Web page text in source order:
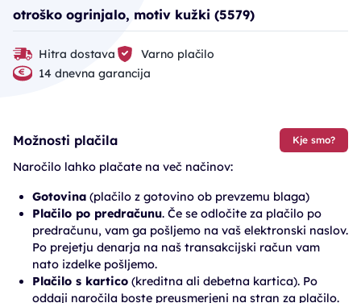
otroško ogrinjalo, motiv kužki (5579)
Hitra dostava
Varno plačilo
14 dnevna garancija
Možnosti plačila Kje smo?
Naročilo lahko plačate na več načinov:
Gotovina (plačilo z gotovino ob prevzemu blaga)
Plačilo po predračunu. Če se odločite za plačilo po
predračunu, vam ga pošljemo na vaš elektronski naslov.
Po prejetju denarja na naš transakcijski račun vam
nato izdelke pošljemo.
Plačilo s kartico (kreditna ali debetna kartica). Po
oddaji naročila boste preusmerjeni na stran za plačilo.